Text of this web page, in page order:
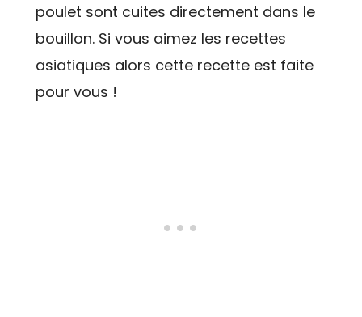
poulet sont cuites directement dans le
bouillon. Si vous aimez les recettes
asiatiques alors cette recette est faite
pour vous !